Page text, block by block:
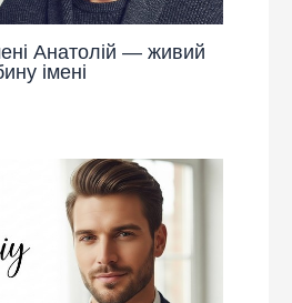
Анатолій — живий
імені